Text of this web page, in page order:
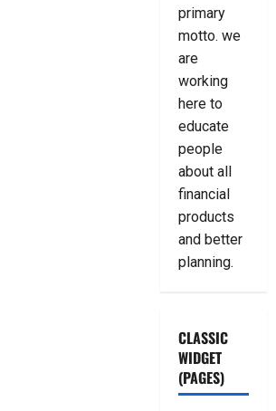
primary
motto. we
are
working
here to
educate
people
about all
financial
products
and better
planning.
CLASSIC
WIDGET
(PAGES)